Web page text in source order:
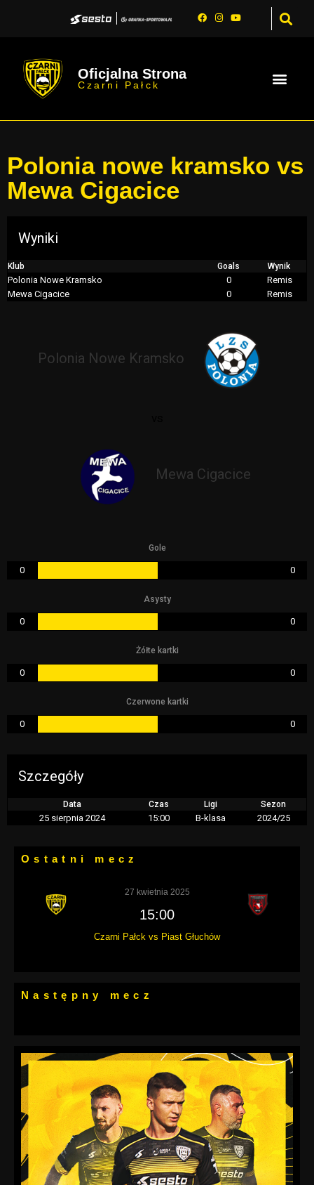
Oficjalna Strona
Czarni Pałck
Polonia nowe kramsko vs
Mewa Cigacice
Wyniki
Klub Goals Wynik
Polonia Nowe Kramsko 0
Remis
Mewa Cigacice
0 Remis
Polonia Nowe Kramsko
Mewa Cigacice
Gole
0 0
Asysty
0 0
Żółte kartki
0 0
Czerwone kartki
0 0
Szczegóły
Data Czas Ligi Sezon
25 sierpnia 2024 15:00 B-klasa 2024/25
Ostatni mecz
27 kwietnia 2025
15:00
Czarni Pałck vs Piast Głuchów
Następny mecz